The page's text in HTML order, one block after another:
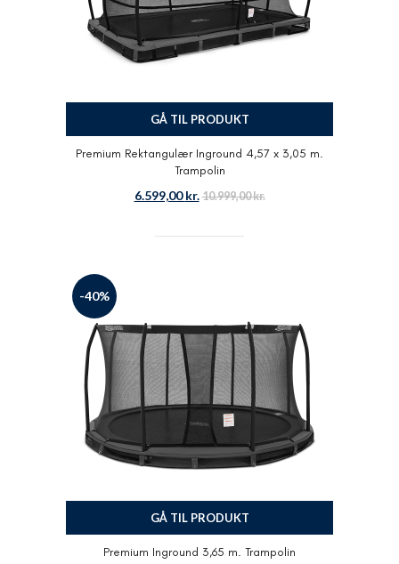
GÅ TIL PRODUKT
Premium Rektangulær Inground 4,57 x 3,05 m.
Trampolin
6.599,00kr. 10.999,00kr.
-40%
GÅ TIL PRODUKT
Premium Inground 3,65 m. Trampolin